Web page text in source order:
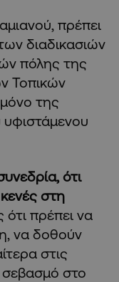
πρέπει
διαδικασιών
πόλης της
Τοπικών
της
υφιστάμενου
ότι
στη
ότι πρέπει να
να δοθούν
στις
σεβασμό στο